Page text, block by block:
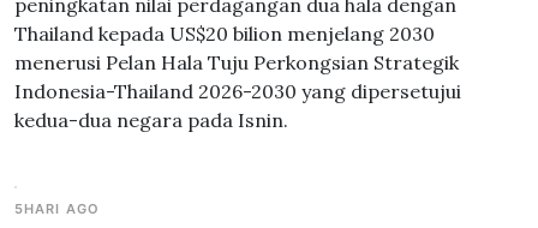
peningkatan nilai perdagangan dua hala dengan
Thailand kepada US$20 bilion menjelang 2030
menerusi Pelan Hala Tuju Perkongsian Strategik
Indonesia-Thailand 2026-2030 yang dipersetujui
kedua-dua negara pada Isnin.
5HARI AGO